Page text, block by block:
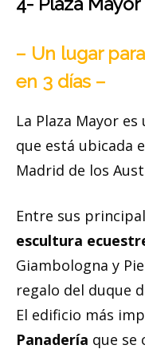
– Un lugar
en 3 días –
La Plaza Mayor
que está ubicada
Madrid de los
Entre sus
escultura
Giambologna y
regalo del duque
El edificio más
Panadería que se